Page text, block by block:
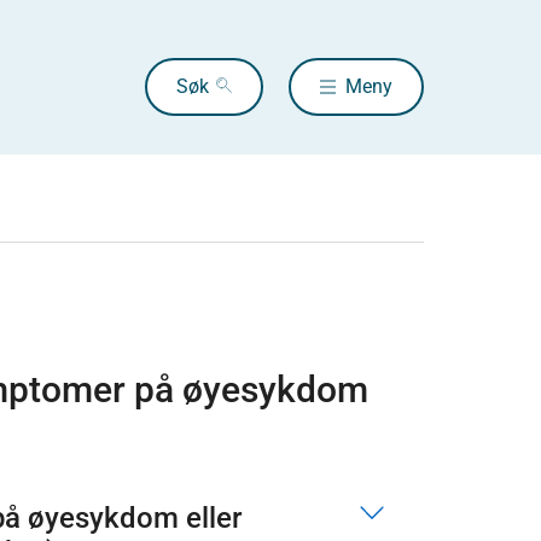
Søk Meny
på øyesykdom
øyesykdom eller